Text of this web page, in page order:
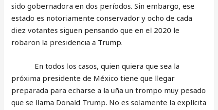
sido gobernadora en dos períodos. Sin embargo, ese
estado es notoriamente conservador y ocho de cada
diez votantes siguen pensando que en el 2020 le
robaron la presidencia a Trump.
En todos los casos, quien quiera que sea la
próxima presidente de México tiene que llegar
preparada para echarse a la uña un trompo muy pesado
que se llama Donald Trump. No es solamente la explícita